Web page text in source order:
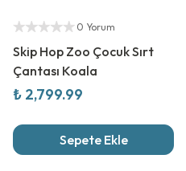
0 Yorum
Skip Hop Zoo Çocuk Sırt
Çantası Koala
₺ 2,799.99
Sepete Ekle